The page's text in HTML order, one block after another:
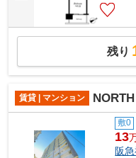
残り
賃貸 | マンション
敷0
13
阪